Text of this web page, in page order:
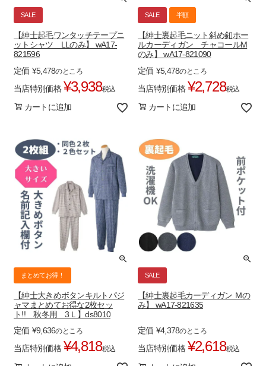
SALE
【紳士起毛ワンタッチテープニ
ットシャツ LLのみ】 wA17-
821596
定価 ¥5,478のところ
当店特別価格 ¥3,938税込
カートに追加
SALE 半額
【紳士裏起毛ニット斜め釦ホー
ルカーディガン チャコールM
のみ】 wA17-821090
定価 ¥5,478のところ
当店特別価格 ¥2,728税込
カートに追加
まとめてお得！
【紳士大きめボタンキルトパジ
ャマまとめてお得な2枚セッ
ト!! 秋冬用 3Ｌ】ds8010
定価 ¥9,636のところ
当店特別価格 ¥4,818税込
SALE
【紳士裏起毛カーディガン Ｍの
み】 wA17-821635
定価 ¥4,378のところ
当店特別価格 ¥2,618税込